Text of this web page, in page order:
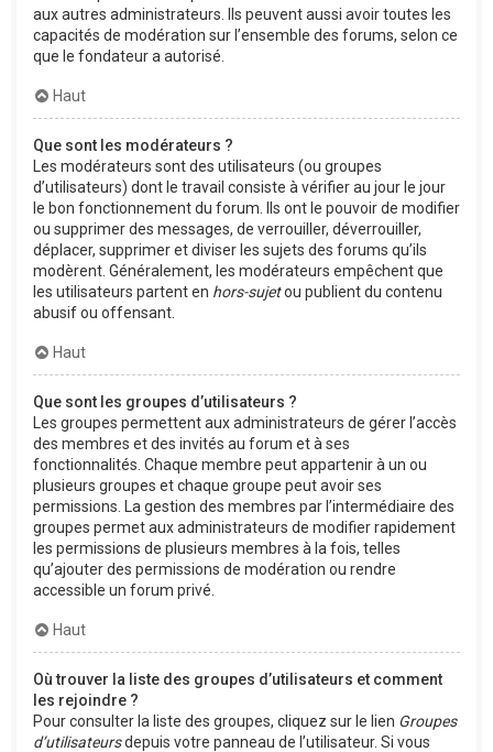
aux autres administrateurs. Ils peuvent aussi avoir toutes les
capacités de modération sur l’ensemble des forums, selon ce
que le fondateur a autorisé.
Haut
Que sont les modérateurs ?
Les modérateurs sont des utilisateurs (ou groupes
d’utilisateurs) dont le travail consiste à vérifier au jour le jour
le bon fonctionnement du forum. Ils ont le pouvoir de modifier
ou supprimer des messages, de verrouiller, déverrouiller,
déplacer, supprimer et diviser les sujets des forums qu’ils
modèrent. Généralement, les modérateurs empêchent que
les utilisateurs partent en hors-sujetou publient du contenu
abusif ou offensant.
Haut
Que sont les groupes d’utilisateurs ?
Les groupes permettent aux administrateurs de gérer l’accès
des membres et des invités au forum et à ses
fonctionnalités. Chaque membre peut appartenir à un ou
plusieurs groupes et chaque groupe peut avoir ses
permissions. La gestion des membres par l’intermédiaire des
groupes permet aux administrateurs de modifier rapidement
les permissions de plusieurs membres à la fois, telles
qu’ajouter des permissions de modération ou rendre
accessible un forum privé.
Haut
Où trouver la liste des groupes d’utilisateurs et comment
les rejoindre ?
Pour consulter la liste des groupes, cliquez sur le lien Groupes
d’utilisateursdepuis votre panneau de l’utilisateur. Si vous